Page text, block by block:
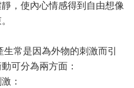
，使內心情感得到自由想像
是因為外物的刺激而引
可分為兩方面：
：